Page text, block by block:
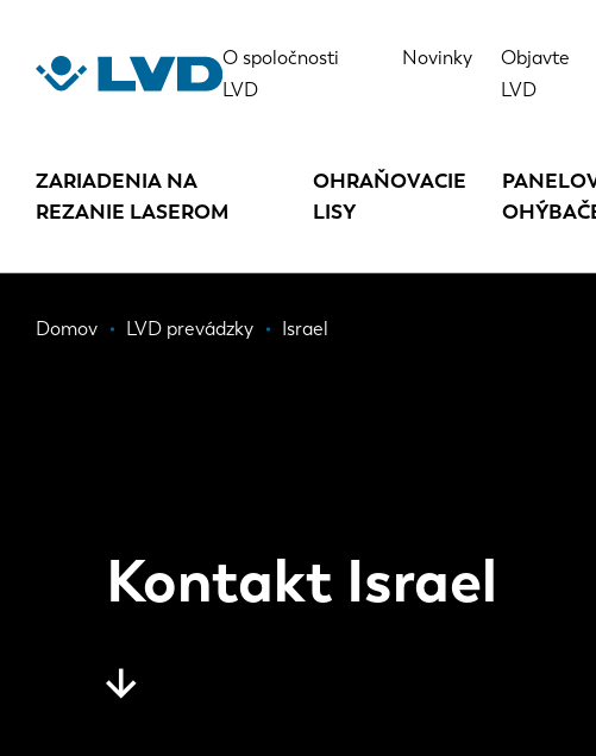
hlavný
O spoločnosti
LVD
Novinky
Objavte
LVD
ZARIADENIA NA
REZANIE LASEROM
OHRAŇOVACIE
LISY
Omrvinka
Domov LVD prevádzky Israel
Kontakt Israel